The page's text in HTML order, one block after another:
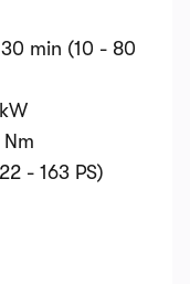
30 min (10 - 80
- 163 PS)